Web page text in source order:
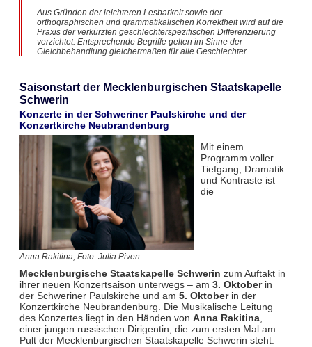
Aus Gründen der leichteren Lesbarkeit sowie der
orthographischen und grammatikalischen Korrektheit wird auf die
Praxis der verkürzten geschlechterspezifischen Differenzierung
verzichtet. Entsprechende Begriffe gelten im Sinne der
Gleichbehandlung gleichermaßen für alle Geschlechter.
Saisonstart der Mecklenburgischen Staatskapelle
Schwerin
Konzerte in der Schweriner Paulskirche und der
Konzertkirche Neubrandenburg
Anna Rakitina, Foto: Julia Piven
Mit einem
Programm voller
Tiefgang, Dramatik
und Kontraste ist
die
Mecklenburgische Staatskapelle Schwerin zum Auftakt in
ihrer neuen Konzertsaison unterwegs – am 3. Oktoberin
der Schweriner Paulskirche und am 5. Oktoberin der
Konzertkirche Neubrandenburg. Die Musikalische Leitung
des Konzertes liegt in den Händen von Anna Rakitina,
einer jungen russischen Dirigentin, die zum ersten Mal am
Pult der Mecklenburgischen Staatskapelle Schwerin steht.